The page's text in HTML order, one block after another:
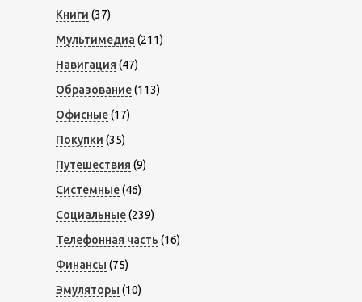
Книги (37)
Мультимедиа (211)
Навигация (47)
Образование(113)
Офисные(17)
Покупки (35)
Путешествия (9)
Системные(46)
Социальные(239)
Телефонная часть (16)
Финансы (75)
Эмуляторы (10)